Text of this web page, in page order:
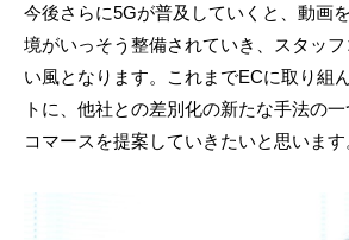
今後さらに5Gが普及していくと、動画
境がいっそう整備されていき、スタッ
い風となります。これまでECに取り組
トに、他社との差別化の新たな手法の
コマースを提案していきたいと思います